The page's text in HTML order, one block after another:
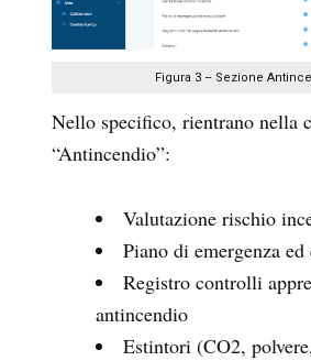
Figura 3 – Sezione
Nello specifico, rientrano nella
“Antincendio”:
Valutazione rischio
Piano di emergenza ed
Registro controlli
antincendio
Estintori (CO2,